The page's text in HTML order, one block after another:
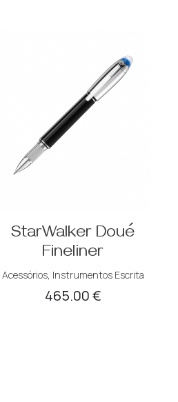
StarWalker Doué
Fineliner
Acessórios, Instrumentos Escrita
465.00€